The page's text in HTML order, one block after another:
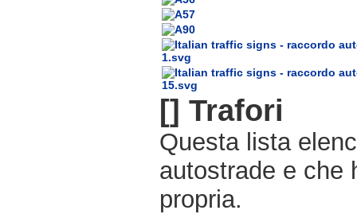
[] Trafori
Questa lista
autostrade e che
propria.